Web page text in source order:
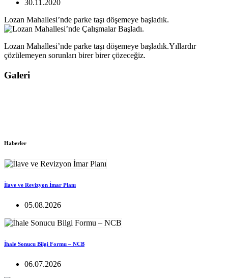
30.11.2020
Lozan Mahallesi’nde parke taşı döşemeye başladık.
Lozan Mahallesi’nde parke taşı döşemeye başladık.Yıllardır
çözülemeyen sorunları birer birer çözeceğiz.
Galeri
Haberler
İlave ve Revizyon İmar Planı
05.08.2026
İhale Sonucu Bilgi Formu – NCB
06.07.2026